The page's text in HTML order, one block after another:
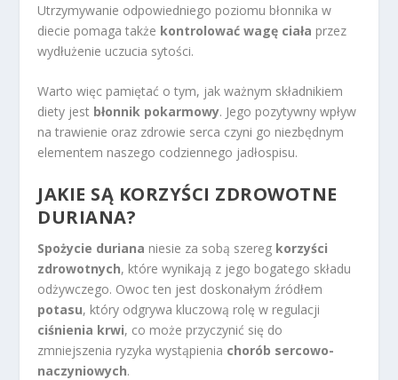
Utrzymywanie odpowiedniego poziomu błonnika w
diecie pomaga także kontrolować wagę ciała przez
wydłużenie uczucia sytości.
Warto więc pamiętać o tym, jak ważnym składnikiem
diety jest błonnik pokarmowy. Jego pozytywny wpływ
na trawienie oraz zdrowie serca czyni go niezbędnym
elementem naszego codziennego jadłospisu.
JAKIE SĄ KORZYŚCI ZDROWOTNE
DURIANA?
Spożycie duriana niesie za sobą szereg korzyści
zdrowotnych, które wynikają z jego bogatego składu
odżywczego. Owoc ten jest doskonałym źródłem
potasu, który odgrywa kluczową rolę w regulacji
ciśnienia krwi, co może przyczynić się do
zmniejszenia ryzyka wystąpienia chorób sercowo-
naczyniowych.